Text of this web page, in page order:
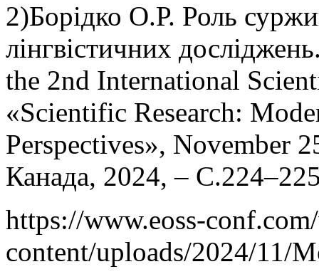
2)Борідко О.Р. Роль
лінгвістичних
the 2nd International
«Scientific Research:
Perspectives», November
Канада, 2024, –
https://www.eoss-
content/uploads/2024/11/